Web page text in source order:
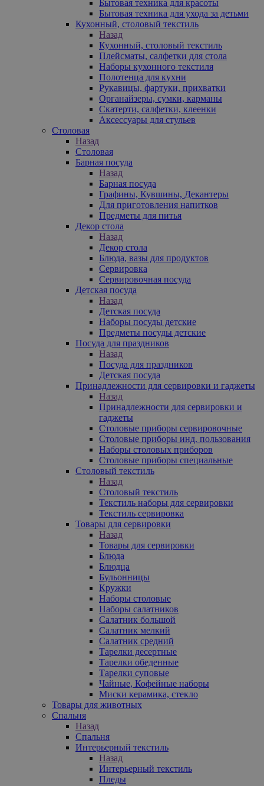
Бытовая техника для красоты
Бытовая техника для ухода за детьми
Кухонный, столовый текстиль
Назад
Кухонный, столовый текстиль
Плейсматы, салфетки для стола
Наборы кухонного текстиля
Полотенца для кухни
Рукавицы, фартуки, прихватки
Органайзеры, сумки, карманы
Скатерти, салфетки, клеенки
Аксессуары для стульев
Столовая
Назад
Столовая
Барная посуда
Назад
Барная посуда
Графины, Кувшины, Декантеры
Для приготовления напитков
Предметы для питья
Декор стола
Назад
Декор стола
Блюда, вазы для продуктов
Сервировка
Сервировочная посуда
Детская посуда
Назад
Детская посуда
Наборы посуды детские
Предметы посуды детские
Посуда для праздников
Назад
Посуда для праздников
Детская посуда
Принадлежности для сервировки и гаджеты
Назад
Принадлежности для сервировки и
гаджеты
Столовые приборы сервировочные
Столовые приборы инд. пользования
Наборы столовых приборов
Столовые приборы специальные
Столовый текстиль
Назад
Столовый текстиль
Текстиль наборы для сервировки
Текстиль сервировка
Товары для сервировки
Назад
Товары для сервировки
Блюда
Блюдца
Бульонницы
Кружки
Наборы столовые
Наборы салатников
Салатник большой
Салатник мелкий
Салатник средний
Тарелки десертные
Тарелки обеденные
Тарелки суповые
Чайные, Кофейные наборы
Миски керамика, стекло
Товары для животных
Спальня
Назад
Спальня
Интерьерный текстиль
Назад
Интерьерный текстиль
Пледы